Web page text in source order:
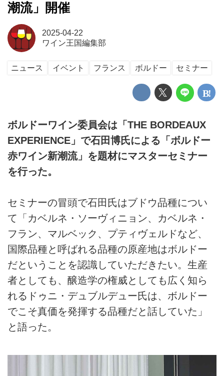
潮流」開催
2025-04-22
ワイン王国編集部
ニュース イベント フランス ボルドー セミナー
ボルドーワイン委員会は「THE BORDEAUX
EXPERIENCE」で石田博氏による「ボルドー
赤ワイン新潮流」を題材にマスターセミナー
を行った。
セミナーの冒頭で石田氏はブドウ品種につい
て「カベルネ・ソーヴィニョン、カベルネ・
フラン、マルベック、プティヴェルドなど、
国際品種と呼ばれる品種の原産地はボルドー
だということを認識していただきたい。生産
者としても、醸造学の権威としても広く知ら
れるドゥニ・デュブルデュー氏は、ボルドー
でこそ真価を発揮する品種だと話していた」
と語った。